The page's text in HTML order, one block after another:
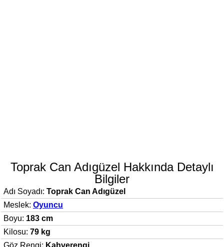
Toprak Can Adıgüzel Hakkında Detaylı
Bilgiler
Adı Soyadı: Toprak Can Adıgüzel
Meslek: Oyuncu
Boyu: 183 cm
Kilosu: 79 kg
Göz Rengi: Kahverengi